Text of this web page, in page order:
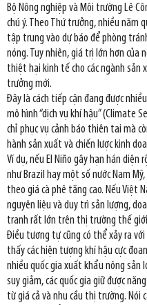
Bộ Nông nghiệp và Môi trường Lê
chú ý. Theo Thứ trưởng, nhiều năm
tập trung vào dự báo để phòng
nóng. Tuy nhiên, giá trị lớn hơn của
thiệt hại kinh tế cho các ngành sản
trưởng mới.
Đây là cách tiếp cận đang được
mô hình “dịch vụ khí hậu” (Climate
chỉ phục vụ cảnh báo thiên tai mà
hành sản xuất và chiến lược kinh
Ví dụ, nếu El Niño gây hạn hán diện
như Brazil hay một số nước Nam
theo giá cà phê tăng cao. Nếu Việt
nguyên liệu và duy trì sản lượng,
tranh rất lớn trên thị trường thế
Điều tương tự cũng có thể xảy ra với
thấy các hiện tượng khí hậu cực
nhiều quốc gia xuất khẩu nông sản
suy giảm, các quốc gia giữ được
từ giá cả và nhu cầu thị trường. Nói